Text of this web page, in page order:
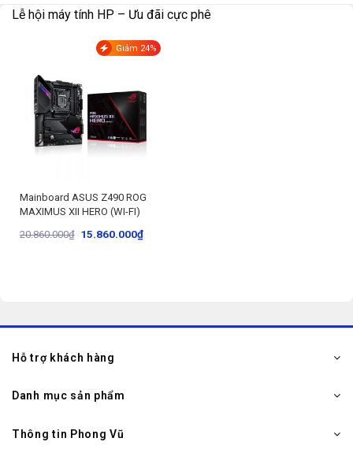
Lễ hội máy tính HP – Ưu đãi cực phê
Giảm 24%
Mainboard ASUS Z490 ROG
MAXIMUS XII HERO (WI-FI)
20.860.000₫ 15.860.000₫
Hỗ trợ khách hàng
Danh mục sản phẩm
Thông tin Phong Vũ